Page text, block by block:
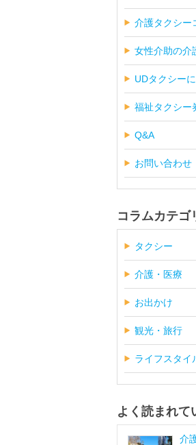
介護タクシー
女性介助の介
UDタクシー
福祉タクシー
Q&A
お問い合わせ
コラムカテゴ
タクシー
介護・医療
お出かけ
観光・旅行
ライフスタイ
よく読まれて
介